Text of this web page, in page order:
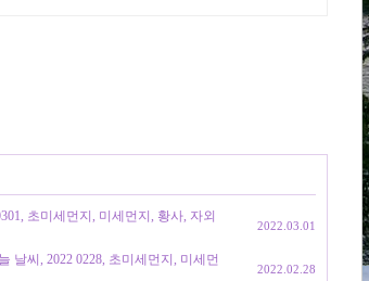
초미세먼지, 미세먼지, 황사, 자외
2022.03.01
날씨, 2022 0228, 초미세먼지, 미세먼
2022.02.28